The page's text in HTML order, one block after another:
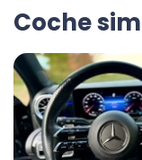
Coche